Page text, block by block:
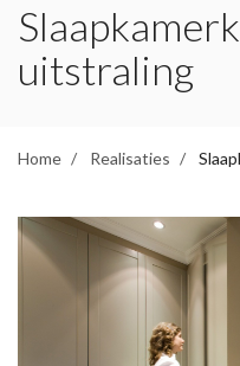
uitstraling
Home Realisaties